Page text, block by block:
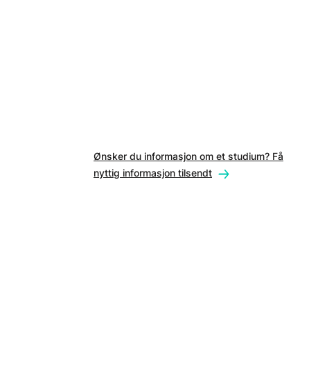
Ønsker du informasjon om et studium? Få
nyttig informasjon tilsendt